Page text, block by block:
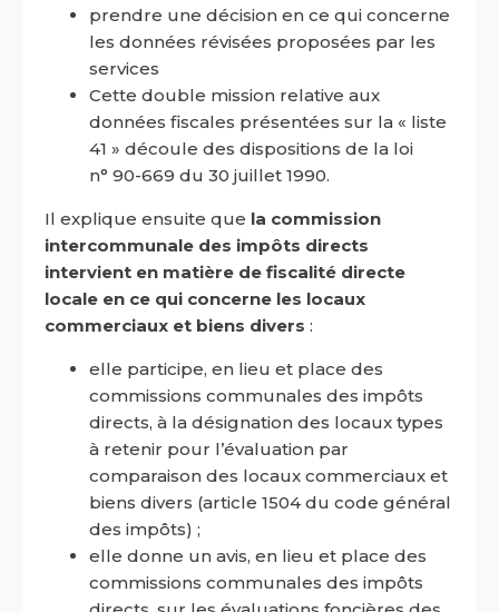
prendre une décision en ce qui concerne
les données révisées proposées par les
services
Cette double mission relative aux
données fiscales présentées sur la « liste
41 » découle des dispositions de la loi
n° 90-669 du 30 juillet 1990.
Il explique ensuite que la commission
intercommunale des impôts directs
intervient en matière de fiscalité directe
locale en ce qui concerne les locaux
commerciaux et biens divers :
elle participe, en lieu et place des
commissions communales des impôts
directs, à la désignation des locaux types
à retenir pour l’évaluation par
comparaison des locaux commerciaux et
biens divers (article 1504 du code général
des impôts) ;
elle donne un avis, en lieu et place des
commissions communales des impôts